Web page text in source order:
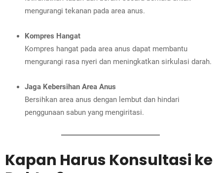
mengurangi tekanan pada area anus.
Kompres Hangat
Kompres hangat pada area anus dapat membantu
mengurangi rasa nyeri dan meningkatkan sirkulasi darah.
Jaga Kebersihan Area Anus
Bersihkan area anus dengan lembut dan hindari
penggunaan sabun yang mengiritasi.
Kapan Harus Konsultasi ke